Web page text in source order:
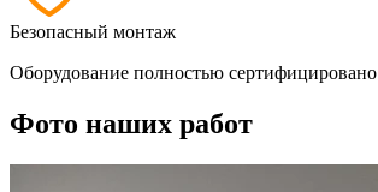
Безопасный монтаж
Оборудование полностью сертифицировано
Фото наших работ